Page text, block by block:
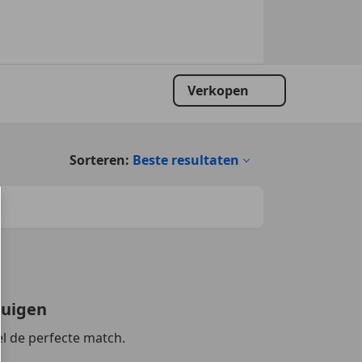
Verkopen
Sorteren: Beste resultaten
de perfecte match.